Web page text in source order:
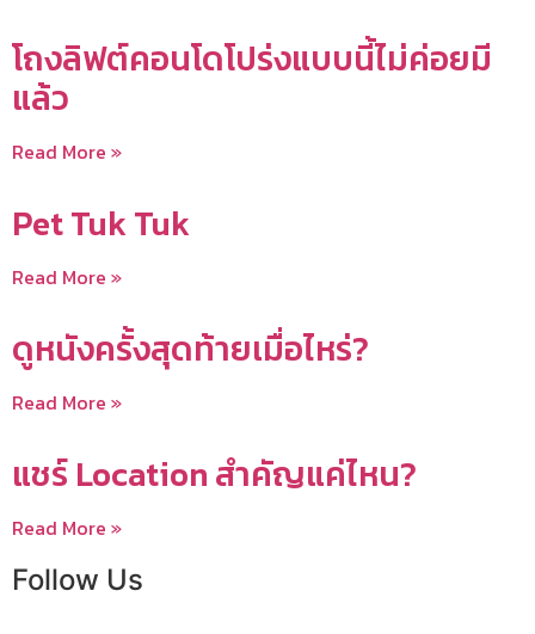
โถงลิฟต์คอนโดโปร่งแบบนี้ไม่ค่อยมี
แล้ว
Read More »
Pet Tuk Tuk
Read More »
ดูหนังครั้งสุดท้ายเมื่อไหร่?
Read More »
แชร์ Location สำคัญแค่ไหน?
Read More »
Follow Us